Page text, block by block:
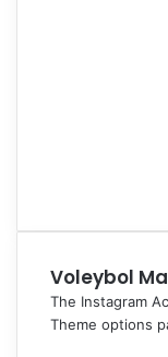
Voleybol
The Instagram
Theme options